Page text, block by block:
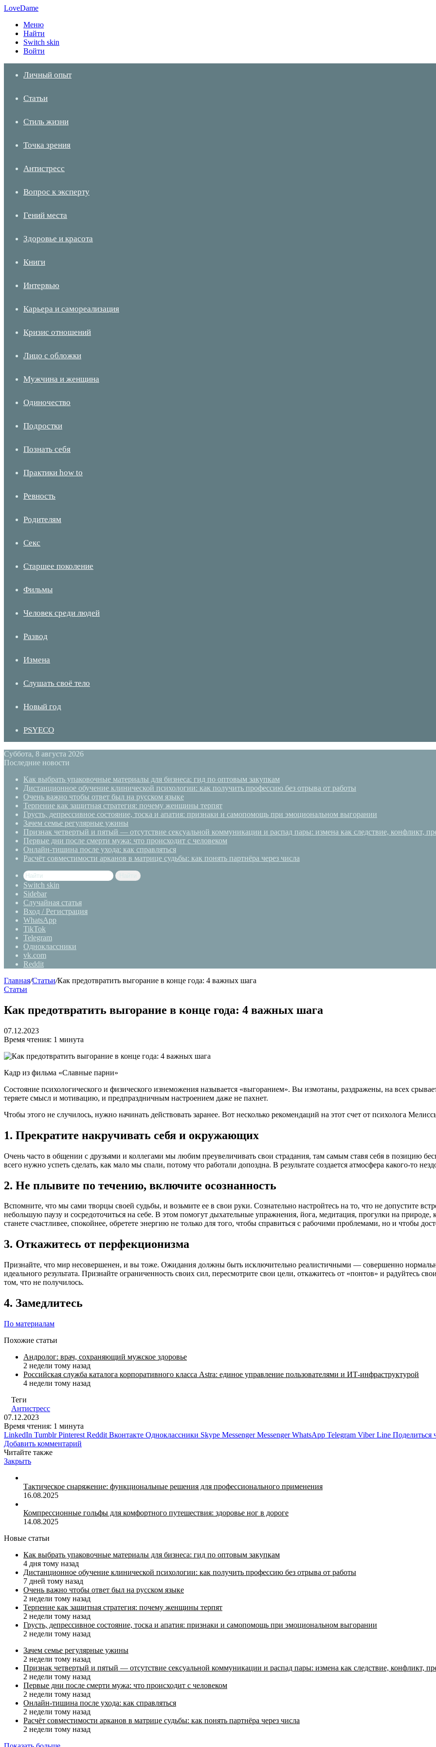
LoveDame
Меню
Найти
Switch skin
Войти
Личный опыт
Статьи
Стиль жизни
Точка зрения
Антистресс
Вопрос к эксперту
Гений места
Здоровье и красота
Книги
Интервью
Карьера и самореализация
Кризис отношений
Лицо с обложки
Мужчина и женщина
Одиночество
Подростки
Познать себя
Практики how to
Ревность
Родителям
Секс
Старшее поколение
Фильмы
Человек среди людей
Развод
Измена
Слушать своё тело
Новый год
PSYECO
Суббота, 8 августа 2026
Последние новости
Как выбрать упаковочные материалы для бизнеса: гид по оптовым закупкам
Дистанционное обучение клинической психологии: как получить профессию без отрыва от работы
Очень важно чтобы ответ был на русском языке
Терпение как защитная стратегия: почему женщины терпят
Грусть, депрессивное состояние, тоска и апатия: признаки и самопомощь при эмоциональном выгорании
Зачем семье регулярные ужины
Признак четвертый и пятый — отсутствие сексуальной коммуникации и распад пары: измена как следствие, конфликт,
Первые дни после смерти мужа: что происходит с человеком
Онлайн-тишина после ухода: как справляться
Расчёт совместимости арканов в матрице судьбы: как понять партнёра через числа
Switch skin
Sidebar
Случайная статья
Вход / Регистрация
WhatsApp
TikTok
Telegram
Одноклассники
vk.com
Reddit
Главная/Статьи/Как предотвратить выгорание в конце года: 4 важных шага
Статьи
Как предотвратить выгорание в конце года: 4 важных шага
07.12.2023
Время чтения: 1 минута
Кадр из фильма «Славные парни»
Состояние психологического и физического изнеможения называется «выгоранием». Вы измотаны, раздражены, на всех
теряете смысл и мотивацию, и предпраздничным настроением даже не пахнет.
Чтобы этого не случилось, нужно начинать действовать заранее. Вот несколько рекомендаций на этот счет от психолога
1. Прекратите накручивать себя и окружающих
Очень часто в общении с друзьями и коллегами мы любим преувеличивать свои страдания, там самым ставя себя в позицию
всего нужно успеть сделать, как мало мы спали, потому что работали допоздна. В результате создается атмосфера какого-то
2. Не плывите по течению, включите осознанность
Вспомните, что мы сами творцы своей судьбы, и возьмите ее в свои руки. Сознательно настройтесь на то, что не допустите
небольшую паузу и сосредоточиться на себе. В этом помогут дыхательные упражнения, йога, медитация, прогулки на
станете счастливее, спокойнее, обретете энергию не только для того, чтобы справиться с рабочими проблемами, но и чтобы
3. Откажитесь от перфекционизма
Признайте, что мир несовершенен, и вы тоже. Ожидания должны быть исключительно реалистичными — совершенно
идеального результата. Признайте ограниченность своих сил, пересмотрите свои цели, откажитесь от «понтов» и радуйтесь
том, что не получилось.
4. Замедлитесь
По материалам
Похожие статьи
Андролог: врач, сохраняющий мужское здоровье
2 недели тому назад
Российская служба каталога корпоративного класса Astra: единое управление пользователями и ИТ-инфраструктурой
4 недели тому назад
Теги
Антистресс
07.12.2023
Время чтения: 1 минута
LinkedIn Tumblr Pinterest Reddit Вконтакте Одноклассники Skype Messenger Messenger WhatsApp Telegram Viber Line Поделиться
Добавить комментарий
Читайте также
Закрыть
Тактическое снаряжение: функциональные решения для профессионального применения
16.08.2025
Компрессионные гольфы для комфортного путешествия: здоровье ног в дороге
14.08.2025
Новые статьи
Как выбрать упаковочные материалы для бизнеса: гид по оптовым закупкам
4 дня тому назад
Дистанционное обучение клинической психологии: как получить профессию без отрыва от работы
7 дней тому назад
Очень важно чтобы ответ был на русском языке
2 недели тому назад
Терпение как защитная стратегия: почему женщины терпят
2 недели тому назад
Грусть, депрессивное состояние, тоска и апатия: признаки и самопомощь при эмоциональном выгорании
2 недели тому назад
Зачем семье регулярные ужины
2 недели тому назад
Признак четвертый и пятый — отсутствие сексуальной коммуникации и распад пары: измена как следствие, конфликт,
2 недели тому назад
Первые дни после смерти мужа: что происходит с человеком
2 недели тому назад
Онлайн-тишина после ухода: как справляться
2 недели тому назад
Расчёт совместимости арканов в матрице судьбы: как понять партнёра через числа
2 недели тому назад